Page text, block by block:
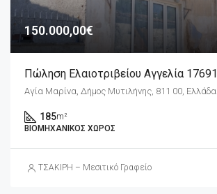
150.000,00€
Πώληση Ελαιοτριβείου Αγγελία 17691
Αγία Μαρίνα, Δήμος Μυτιλήνης, 811 00, Ελλάδα
185m²
ΒΙΟΜΗΧΑΝΙΚΌΣ ΧΏΡΟΣ
ΤΣΑΚΙΡΗ – Μεσιτικό Γραφείο